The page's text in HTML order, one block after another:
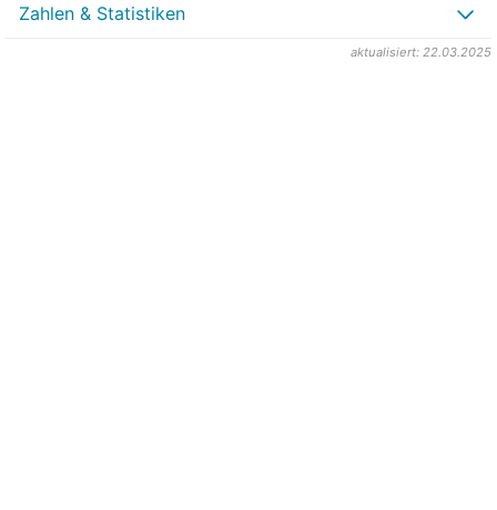
Zahlen & Statistiken
aktualisiert: 22.03.2025